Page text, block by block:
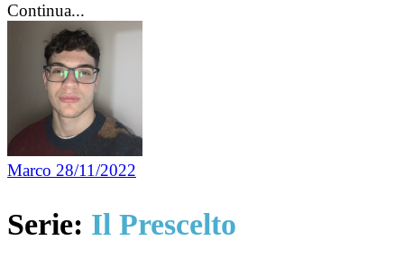
Continua...
Marco 28/11/2022
Serie: Il Prescelto